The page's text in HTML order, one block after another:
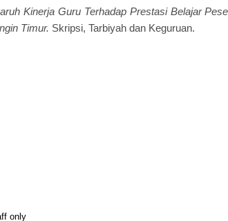
Kinerja Guru Terhadap Prestasi Belajar
Timur. Skripsi, Tarbiyah dan Keguruan.
only